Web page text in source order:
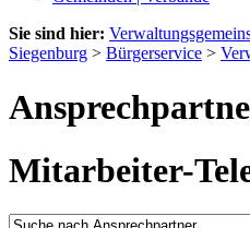
Sie sind hier:
Siegenburg > Bürgerservice >
Mitarbeiter-